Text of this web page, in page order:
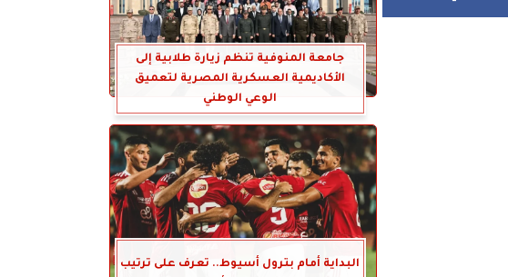
جامعة المنوفية تنظم زيارة طلابية إلى
الأكاديمية العسكرية المصرية لتعميق
الوعي الوطني
البداية أمام بترول أسيوط.. تعرف على ترتيب